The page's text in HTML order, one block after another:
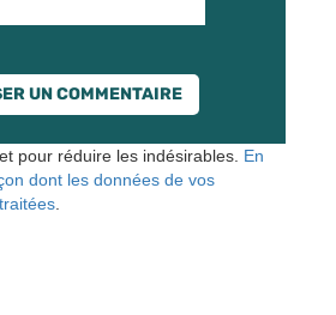
pour réduire les indésirables. En
dont les données de vos